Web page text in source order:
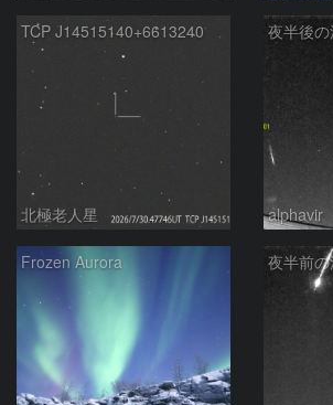
TCP J14515140+6613240
北極老人星
夜半後
alphavir
Frozen Aurora 夜半前